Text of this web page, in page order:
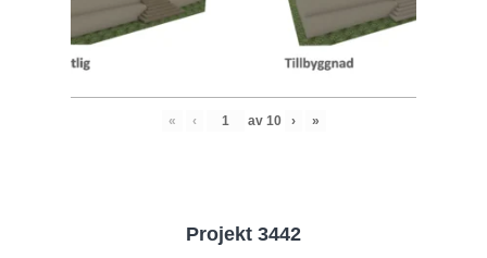
« ‹ av 10 › »
Projekt 3442